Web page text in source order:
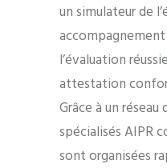
un simulateur de
l’évaluation
attestation
Grâce à un réseau
spécialisés AIPR
sont organisées